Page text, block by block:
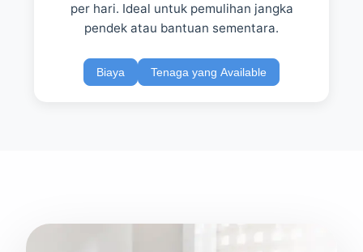
per hari. Ideal untuk pemulihan jangka
pendek atau bantuan sementara.
Biaya Tenaga yang Available